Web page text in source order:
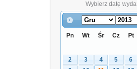
Wybierz datę
Pn Wt Śr Cz Pt
2
3 4 5 6